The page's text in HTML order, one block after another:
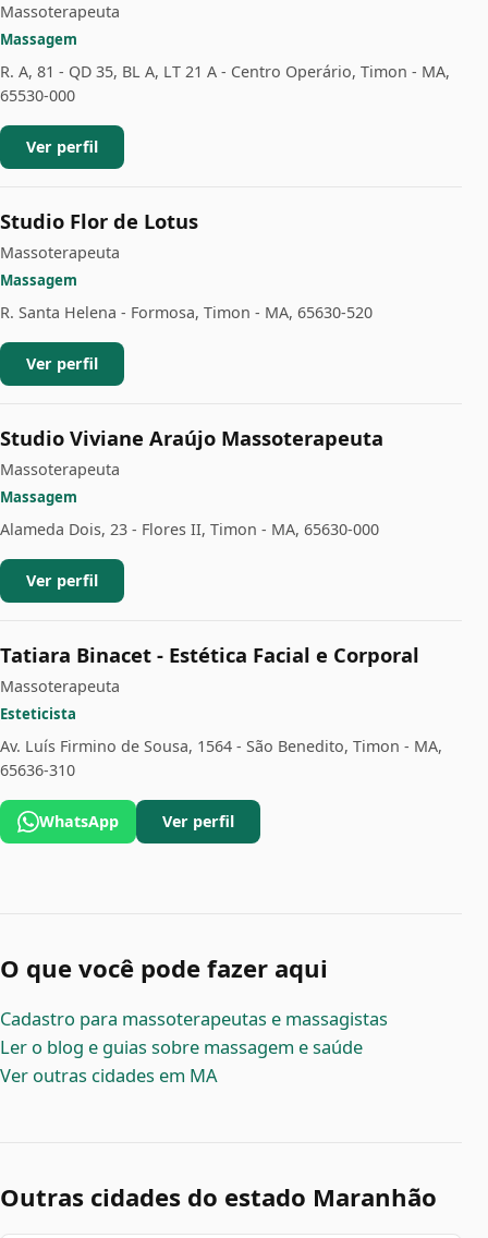
Massoterapeuta
Massagem
R. A, 81 - QD 35, BL A, LT 21 A - Centro Operário, Timon - MA,
65530-000
Ver perfil
Studio Flor de Lotus
Massoterapeuta
Massagem
R. Santa Helena - Formosa, Timon - MA, 65630-520
Ver perfil
Studio Viviane Araújo Massoterapeuta
Massoterapeuta
Massagem
Alameda Dois, 23 - Flores II, Timon - MA, 65630-000
Ver perfil
Tatiara Binacet - Estética Facial e Corporal
Massoterapeuta
Esteticista
Av. Luís Firmino de Sousa, 1564 - São Benedito, Timon - MA,
65636-310
WhatsApp Ver perfil
O que você pode fazer aqui
Cadastro para massoterapeutas e massagistas
Ler o blog e guias sobre massagem e saúde
Ver outras cidades em MA
Outras cidades do estado Maranhão